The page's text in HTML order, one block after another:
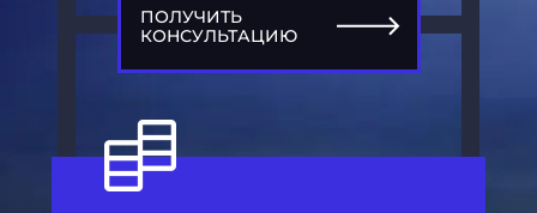
ПОЛУЧИТЬ
КОНСУЛЬТАЦИЮ